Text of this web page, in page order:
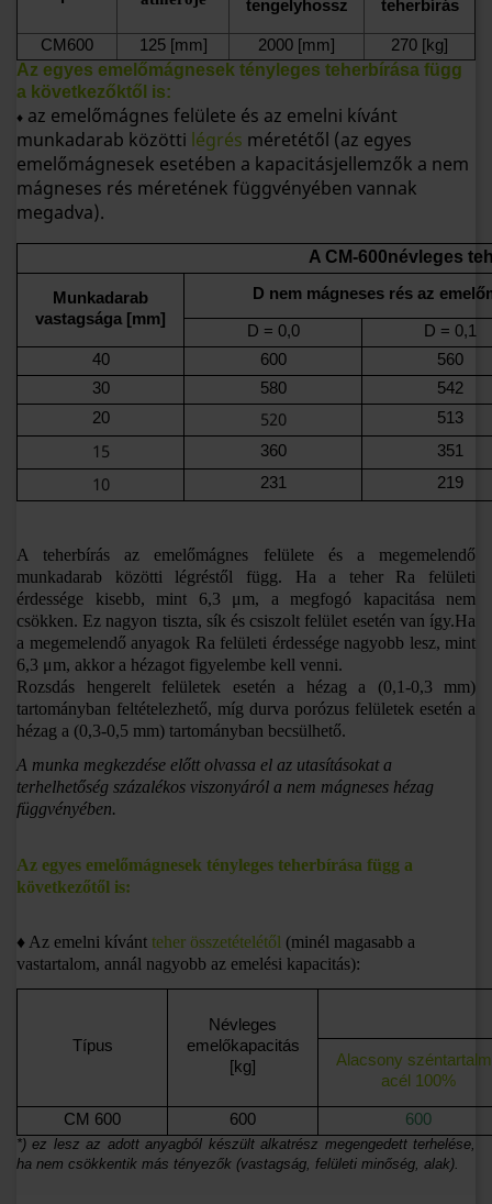
tengelyhossz teherbírás
CM600 125 [mm] 2000 [mm] 270 [kg]
Az egyes emelőmágnesek tényleges teherbírása függ
a következőktől is:
♦ az emelőmágnes felülete és az emelni kívánt
munkadarab közötti légrés méretétől (az egyes
emelőmágnesek esetében a kapacitásjellemzők a nem
mágneses rés méretének függvényében vannak
megadva).
A CM-600névleges
Munkadarab
vastagsága [mm]
D nem mágneses rés az
D = 0,0
D = 0,1
40
600
560
30
580
542
20
520 513
15 360 351
10 231 219
A teherbírás az emelőmágnes felülete és a megemelendő
munkadarab közötti légréstől függ. Ha a teher Ra felületi
érdessége kisebb, mint 6,3 μm, a megfogó kapacitása nem
csökken. Ez nagyon tiszta, sík és csiszolt felület esetén van így.Ha
a megemelendő anyagok Ra felületi érdessége nagyobb lesz, mint
6,3 μm, akkor a hézagot figyelembe kell venni.
Rozsdás hengerelt felületek esetén a hézag a (0,1-0,3 mm)
tartományban feltételezhető, míg durva porózus felületek esetén a
hézag a (0,3-0,5 mm) tartományban becsülhető.
A munka megkezdése előtt olvassa el az utasításokat a
terhelhetőség százalékos viszonyáról a nem mágneses hézag
függvényében.
Az egyes emelőmágnesek tényleges teherbírása függ a
következőtől is:
♦ Az emelni kívánt teher összetételétől (minél magasabb a
vastartalom, annál nagyobb az emelési kapacitás):
Típus
Névleges
emelőkapacitás
[kg]
Alacsony
acél 100%
CM 600 600 600
*) ez lesz az adott anyagból készült alkatrész megengedett terhelése,
ha nem csökkentik más tényezők (vastagság, felületi minőség, alak).